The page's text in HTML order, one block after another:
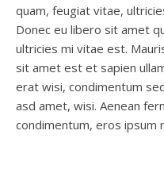
quam, feugiat vitae,
Donec eu libero sit amet
ultricies mi vitae est.
sit amet est et sapien
erat wisi, condimentum
asd amet, wisi. Aenean
condimentum, eros ipsum